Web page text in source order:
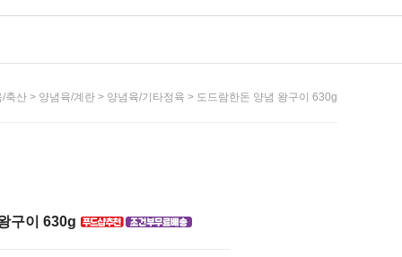
/축산 > 양념육/계란 > 양념육/기타정육 > 도드람한돈 양념 왕구이 630g
구이 630g